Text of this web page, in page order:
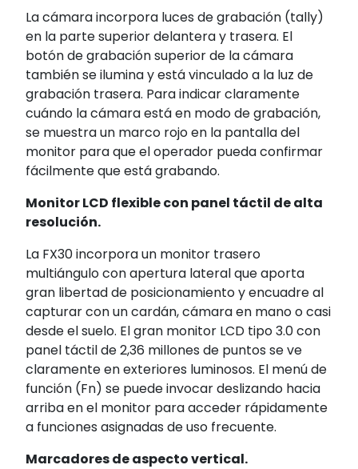
La cámara incorpora luces de grabación (tally)
en la parte superior delantera y trasera. El
botón de grabación superior de la cámara
también se ilumina y está vinculado a la luz de
grabación trasera. Para indicar claramente
cuándo la cámara está en modo de grabación,
se muestra un marco rojo en la pantalla del
monitor para que el operador pueda confirmar
fácilmente que está grabando.
Monitor LCD flexible con panel táctil de alta
resolución.
La FX30 incorpora un monitor trasero
multiángulo con apertura lateral que aporta
gran libertad de posicionamiento y encuadre al
capturar con un cardán, cámara en mano o casi
desde el suelo. El gran monitor LCD tipo 3.0 con
panel táctil de 2,36 millones de puntos se ve
claramente en exteriores luminosos. El menú de
función (Fn) se puede invocar deslizando hacia
arriba en el monitor para acceder rápidamente
a funciones asignadas de uso frecuente.
Marcadores de aspecto vertical.